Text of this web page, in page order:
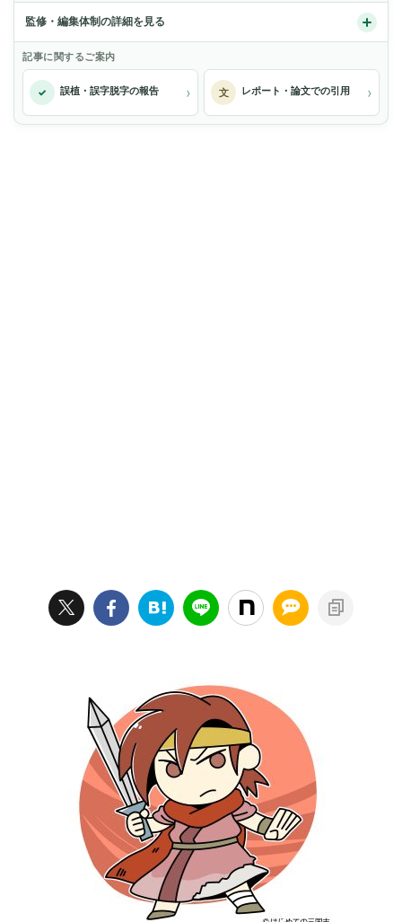
監修・編集体制の詳細を見る
記事に関するご案内
✓ 誤植・誤字脱字の報告 › 文 レポート・論文での引用 ›